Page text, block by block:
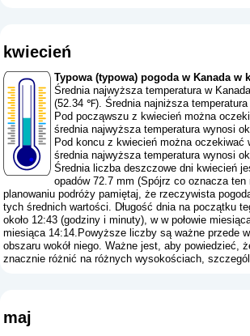
kwiecień
Typowa (typowa) pogoda w Kanada w
Średnia najwyższa temperatura w
(52.34 ℉). Średnia najniższa
Pod począwszu z kwiecień można
średnia najwyższa temperatura wynosi
Pod koncu z kwiecień można oczekiwać
średnia najwyższa temperatura wynosi
Średnia liczba deszczowe dni kwiecień
opadów 72.7 mm (Spójrz co oznacza ten
planowaniu podróży pamiętaj, że rzeczywista
tych średnich wartości. Długość dnia na początku
około 12:43 (godziny i minuty), w w połowie
miesiąca 14:14.Powyższe liczby są ważne przede
obszaru wokół niego. Ważne jest, aby powiedzieć,
znacznie różnić na różnych wysokościach,
maj